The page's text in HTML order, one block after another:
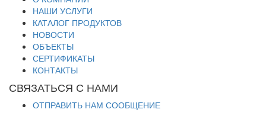
НАШИ УСЛУГИ
КАТАЛОГ ПРОДУКТОВ
НОВОСТИ
ОБЪЕКТЫ
СЕРТИФИКАТЫ
КОНТАКТЫ
СВЯЗАТЬСЯ С НАМИ
ОТПРАВИТЬ НАМ СООБЩЕНИЕ